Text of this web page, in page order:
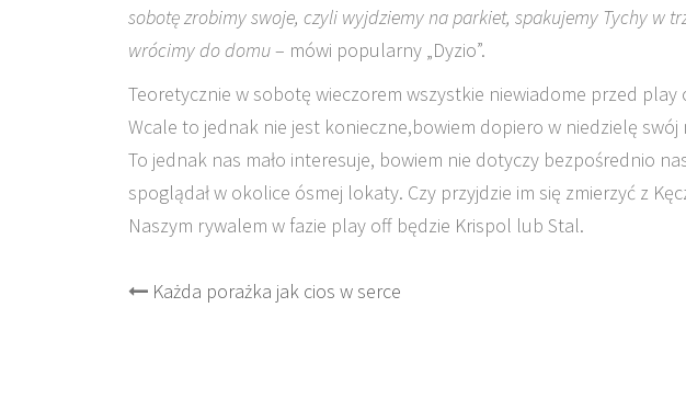
sobotę zrobimy swoje, czyli wyjdziemy na parkiet, spakujemy Tychy w
wrócimy do domu– mówi popularny „Dyzio”.
Teoretycznie w sobotę wieczorem wszystkie niewiadome przed play
Wcale to jednak nie jest konieczne,bowiem dopiero w niedzielę swój
To jednak nas mało interesuje, bowiem nie dotyczy bezpośrednio
spoglądał w okolice ósmej lokaty. Czy przyjdzie im się zmierzyć z
Naszym rywalem w fazie play off będzie Krispol lub Stal.
Post
Każda porażka jak cios w serce